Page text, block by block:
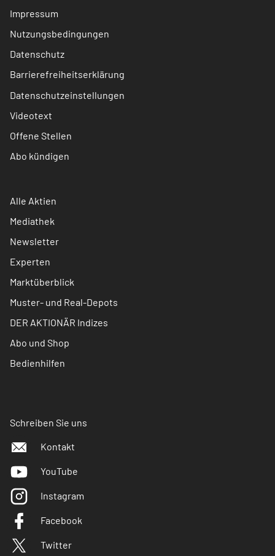
Impressum
Nutzungsbedingungen
Datenschutz
Barrierefreiheitserklärung
Datenschutzeinstellungen
Videotext
Offene Stellen
Abo kündigen
Alle Aktien
Mediathek
Newsletter
Experten
Marktüberblick
Muster- und Real-Depots
DER AKTIONÄR Indizes
Abo und Shop
Bedienhilfen
Schreiben Sie uns
Kontakt
YouTube
Instagram
Facebook
Twitter